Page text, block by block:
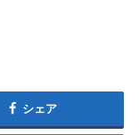
シェア